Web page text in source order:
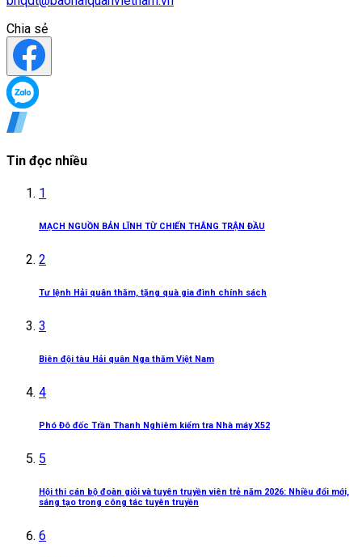
Chia sẻ
Tin đọc nhiều
1
MẠCH NGUỒN BẢN LĨNH TỪ CHIẾN THẮNG TRẬN ĐẦU
2
Tư lệnh Hải quân thăm, tặng quà gia đình chính sách
3
Biên đội tàu Hải quân Nga thăm Việt Nam
4
Phó Đô đốc Trần Thanh Nghiêm kiểm tra Nhà máy X52
5
Hội thi cán bộ đoàn giỏi và tuyên truyền viên trẻ năm 2026: Nhiều đổi mới,
sáng tạo trong công tác tuyên truyền
6